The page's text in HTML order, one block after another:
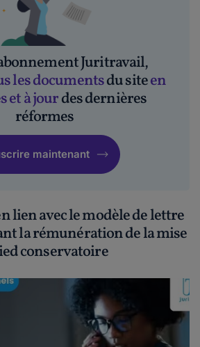
Juritravail,
les documentsdu siteen
et à jourdes dernières
réformes
maintenant
lien avec le modèle de lettre
la rémunération de la mise
conservatoire